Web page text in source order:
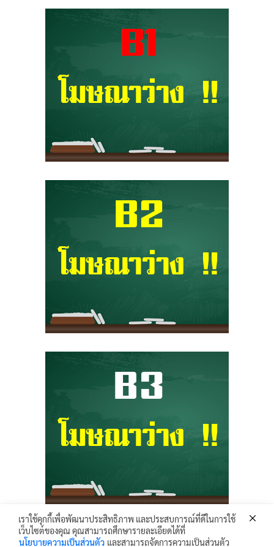
Krunhongonline.com © 2017 - All Rights Reserved.
เราใช้คุกกี้เพื่อพัฒนาประสิทธิภาพ และประสบการณ์ที่ดีในการใช้
เว็บไซต์ของคุณ คุณสามารถศึกษารายละเอียดได้ที่
นโยบายความเป็นส่วนตัว และสามารถจัดการความเป็นส่วนตัว